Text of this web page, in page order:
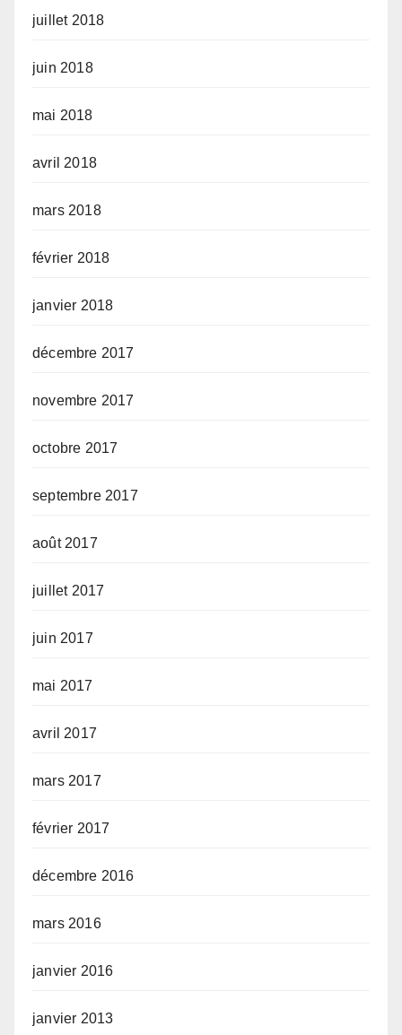
juillet 2018
juin 2018
mai 2018
avril 2018
mars 2018
février 2018
janvier 2018
décembre 2017
novembre 2017
octobre 2017
septembre 2017
août 2017
juillet 2017
juin 2017
mai 2017
avril 2017
mars 2017
février 2017
décembre 2016
mars 2016
janvier 2016
janvier 2013